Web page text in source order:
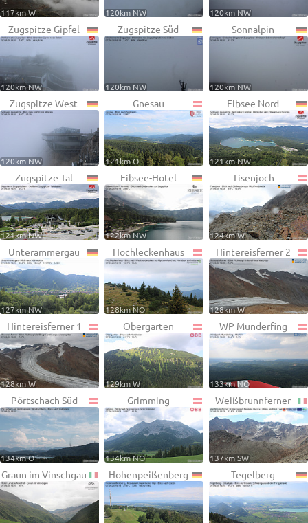
117km W 120km NW 120km NW
Zugspitze Gipfel
120km NW
Zugspitze Süd
120km NW
Sonnalpin
120km NW
Zugspitze West
120km NW
Gnesau
121km O
Eibsee Nord
121km NW
Zugspitze Tal
121km NW
Eibsee-Hotel
122km NW
Tisenjoch
124km W
Unterammergau
127km NW
Hochleckenhaus
128km NO
Hintereisferner 2
128km W
Hintereisferner 1
128km W
Obergarten
129km W
WP Munderfing
133km NO
Pörtschach Süd
134km O
Grimming
134km NO
Weißbrunnferner
137km SW
Graun im Vinschgau Hohenpeißenberg Tegelberg